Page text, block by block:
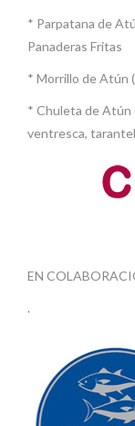
* Parpatana de
Panaderas Fritas
* Morrillo de Atún
* Chuleta de Atún
ventresca,
EN
.